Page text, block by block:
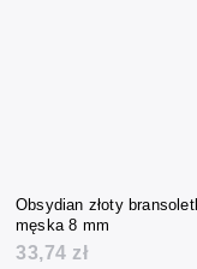
Obsydian złoty
męska 8 mm
33,74 zł